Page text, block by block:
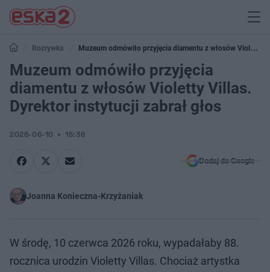
Rozrywka
Muzeum odmówiło przyjęcia diamentu z włosów Violetty
Villas. Dyrektor instytucji zabrał głos
Muzeum odmówiło przyjęcia
diamentu z włosów Violetty Villas.
Dyrektor instytucji zabrał głos
2026-06-10 15:38
Dodaj do Google
Joanna Konieczna-Krzyżaniak
W środę, 10 czerwca 2026 roku, wypadałaby 88.
rocznica urodzin Violetty Villas. Chociaż artystka